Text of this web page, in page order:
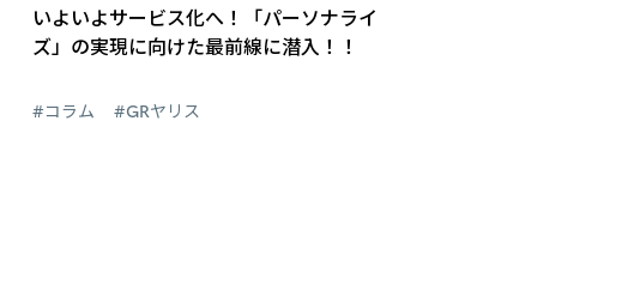
いよいよサービス化へ！「パーソナライ
ズ」の実現に向けた最前線に潜入！！
#コラム #GRヤリス